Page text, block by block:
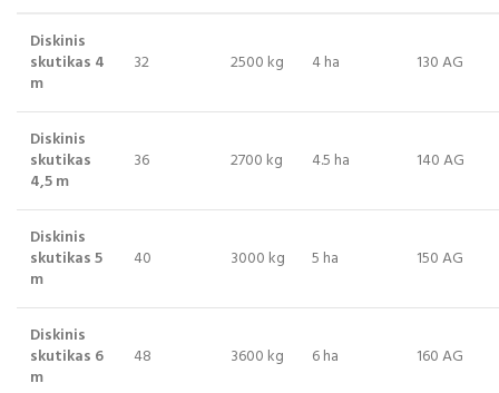
Diskinis
skutikas 4
m
32 2500 kg 4 ha 130 AG
Diskinis
skutikas
4,5 m
36 2700 kg 4.5 ha 140 AG
Diskinis
skutikas 5
m
40 3000 kg 5 ha 150 AG
Diskinis
skutikas 6
m
48 3600 kg 6 ha 160 AG